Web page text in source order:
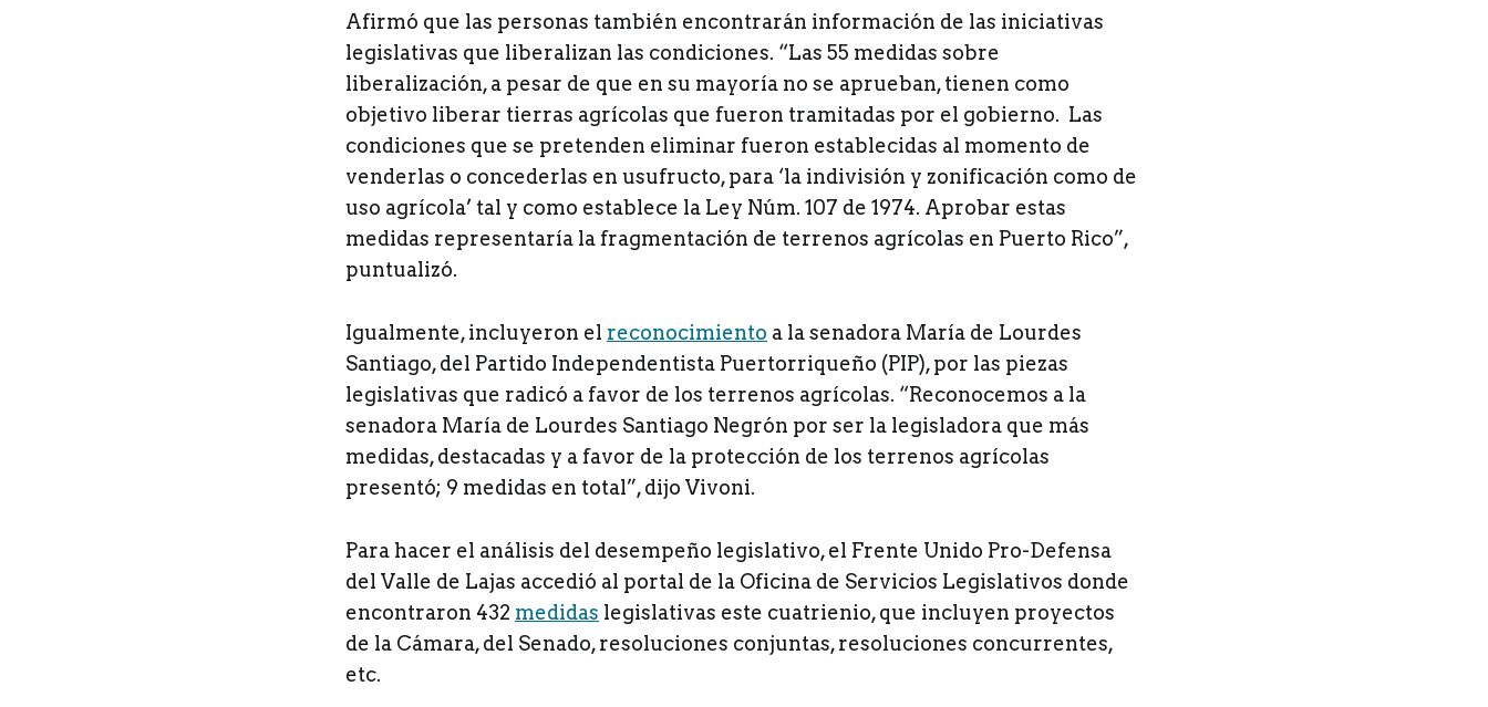
Afirmó que las personas también encontrarán información de las iniciativas
legislativas que liberalizan las condiciones. “Las 55 medidas sobre
liberalización, a pesar de que en su mayoría no se aprueban, tienen como
objetivo liberar tierras agrícolas que fueron tramitadas por el gobierno. Las
condiciones que se pretenden eliminar fueron establecidas al momento de
venderlas o concederlas en usufructo, para ‘la indivisión y zonificación como de
uso agrícola’ tal y como establece la Ley Núm. 107 de 1974. Aprobar estas
medidas representaría la fragmentación de terrenos agrícolas en Puerto Rico”,
puntualizó.
Igualmente, incluyeron el reconocimiento a la senadora María de Lourdes
Santiago, del Partido Independentista Puertorriqueño (PIP), por las piezas
legislativas que radicó a favor de los terrenos agrícolas. “Reconocemos a la
senadora María de Lourdes Santiago Negrón por ser la legisladora que más
medidas, destacadas y a favor de la protección de los terrenos agrícolas
presentó; 9 medidas en total”, dijo Vivoni.
Para hacer el análisis del desempeño legislativo, el Frente Unido Pro-Defensa
del Valle de Lajas accedió al portal de la Oficina de Servicios Legislativos donde
encontraron 432 medidas legislativas este cuatrienio, que incluyen proyectos
de la Cámara, del Senado, resoluciones conjuntas, resoluciones concurrentes,
etc.